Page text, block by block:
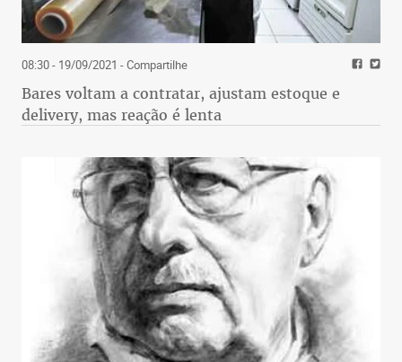
08:30 - 19/09/2021 - Compartilhe
Bares voltam a contratar, ajustam estoque e
delivery, mas reação é lenta